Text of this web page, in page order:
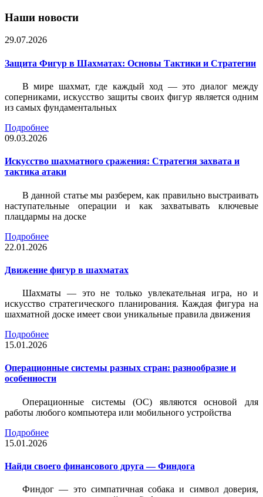
Наши новости
29.07.2026
Защита Фигур в Шахматах: Основы Тактики и Стратегии
В мире шахмат, где каждый ход — это диалог между
соперниками, искусство защиты своих фигур является одним
из самых фундаментальных
Подробнее
09.03.2026
Искусство шахматного сражения: Стратегия захвата и
тактика атаки
В данной статье мы разберем, как правильно выстраивать
наступательные операции и как захватывать ключевые
плацдармы на доске
Подробнее
22.01.2026
Движение фигур в шахматах
Шахматы — это не только увлекательная игра, но и
искусство стратегического планирования. Каждая фигура на
шахматной доске имеет свои уникальные правила движения
Подробнее
15.01.2026
Операционные системы разных стран: разнообразие и
особенности
Операционные системы (ОС) являются основой для
работы любого компьютера или мобильного устройства
Подробнее
15.01.2026
Найди своего финансового друга — Финдога
Финдог — это симпатичная собака и символ доверия,